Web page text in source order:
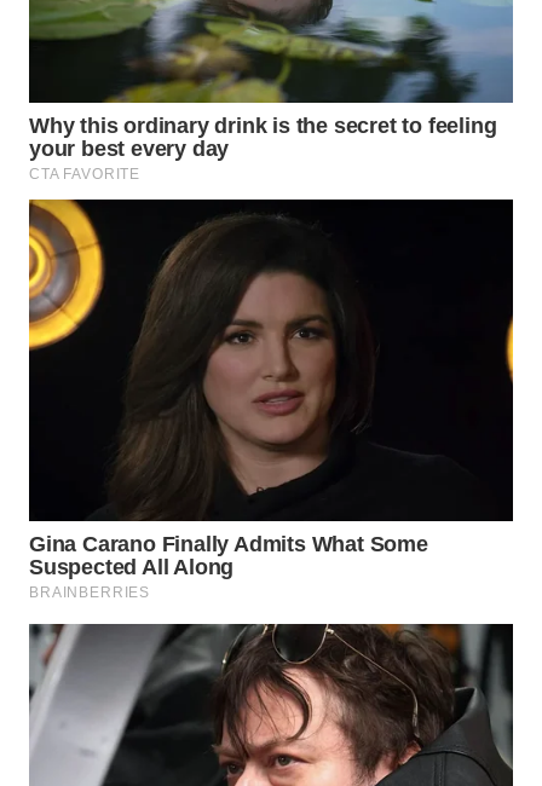
WN
PAKPAK
WN
KARAWANG
WN
BEKASI
WN
BOGOR
UTARA
WN
PADANG
LAWAS